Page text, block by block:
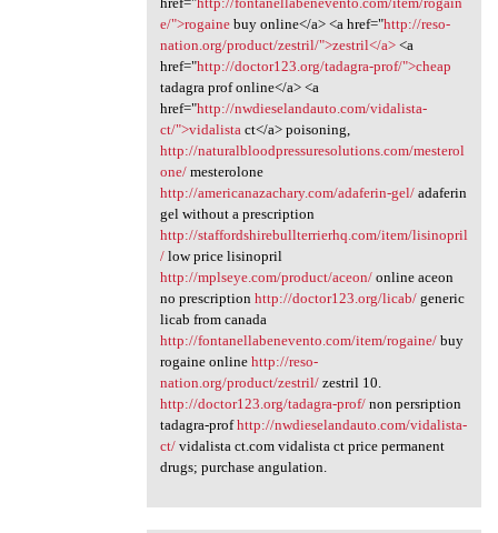
e/">rogainebuy online</a> <a href="http://reso-
nation.org/product/zestril/">zestril</a><a
href="http://doctor123.org/tadagra-prof/">cheap
tadagra prof online</a> <a
href="http://nwdieselandauto.com/vidalista-
ct/">vidalista ct</a> poisoning,
http://naturalbloodpressuresolutions.com/mesterol
one/mesterolone
http://americanazachary.com/adaferin-gel/adaferin
gel without a prescription
http://staffordshirebullterrierhq.com/item/lisinopril
/low price lisinopril
http://mplseye.com/product/aceon/online aceon
no prescription http://doctor123.org/licab/generic
licab from canada
http://fontanellabenevento.com/item/rogaine/buy
rogaine online http://reso-
nation.org/product/zestril/zestril 10.
http://doctor123.org/tadagra-prof/non persription
tadagra-profhttp://nwdieselandauto.com/vidalista-
ct/vidalista ct.com vidalista ct price permanent
drugs; purchase angulation.